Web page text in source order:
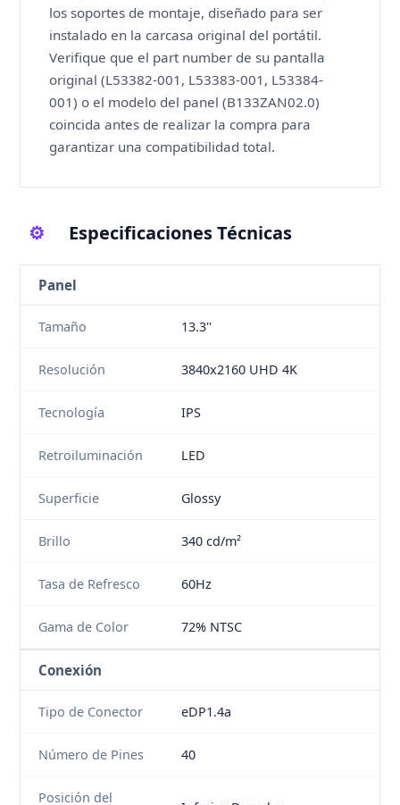
los soportes de montaje, diseñado para ser
instalado en la carcasa original del portátil.
Verifique que el part number de su pantalla
original (L53382-001, L53383-001, L53384-
001) o el modelo del panel (B133ZAN02.0)
coincida antes de realizar la compra para
garantizar una compatibilidad total.
⚙️ Especificaciones Técnicas
Panel
Tamaño 13.3''
Resolución 3840x2160 UHD 4K
Tecnología IPS
Retroiluminación LED
Superficie Glossy
Brillo 340 cd/m²
Tasa de Refresco 60Hz
Gama de Color 72% NTSC
Conexión
Tipo de Conector eDP1.4a
Número de Pines 40
Posición del